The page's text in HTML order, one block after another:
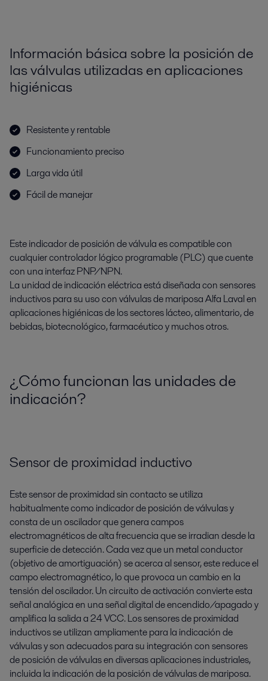
Información básica sobre la posición de
las válvulas utilizadas en aplicaciones
higiénicas
Resistente y rentable
Funcionamiento preciso
Larga vida útil
Fácil de manejar
Este indicador de posición de válvula es compatible con
cualquier controlador lógico programable (PLC) que cuente
con una interfaz PNP/NPN.
La unidad de indicación eléctrica está diseñada con sensores
inductivos para su uso con válvulas de mariposa Alfa Laval en
aplicaciones higiénicas de los sectores lácteo, alimentario, de
bebidas, biotecnológico, farmacéutico y muchos otros.
¿Cómo funcionan las unidades de
indicación?
Sensor de proximidad inductivo
Este sensor de proximidad sin contacto se utiliza
habitualmente como indicador de posición de válvulas y
consta de un oscilador que genera campos
electromagnéticos de alta frecuencia que se irradian desde la
superficie de detección. Cada vez que un metal conductor
(objetivo de amortiguación) se acerca al sensor, este reduce el
campo electromagnético, lo que provoca un cambio en la
tensión del oscilador. Un circuito de activación convierte esta
señal analógica en una señal digital de encendido/apagado y
amplifica la salida a 24 VCC. Los sensores de proximidad
inductivos se utilizan ampliamente para la indicación de
válvulas y son adecuados para su integración con sensores
de posición de válvulas en diversas aplicaciones industriales,
incluida la indicación de la posición de válvulas de mariposa.